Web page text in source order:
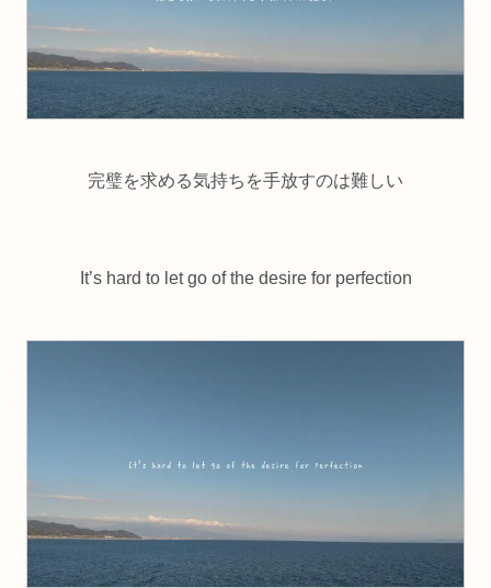
完璧を求める気持ちを手放すのは難しい
It’s hard to let go of the desire for perfection